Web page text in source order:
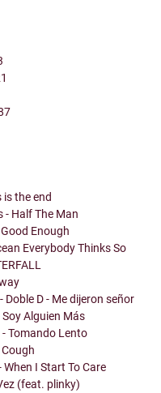
is the end
- Half The Man
Enough
Everybody Thinks So
Doble D - Me dijeron señor
Soy Alguien Más
- Tomando Lento
When I Start To Care
(feat. plinky)